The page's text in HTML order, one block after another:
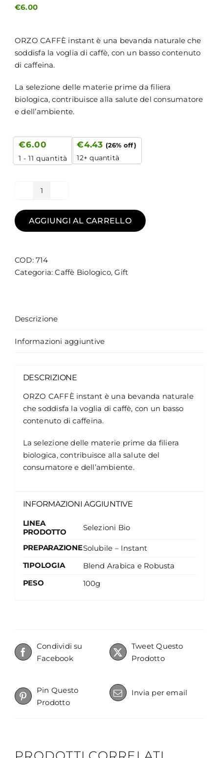
€6.00
ORZO CAFFÈ instant è una bevanda naturale che
soddisfa la voglia di caffè, con un basso contenuto
di caffeina.
La selezione delle materie prime da filiera
biologica, contribuisce alla salute del consumatore
e dell’ambiente.
€6.00
1 - 11 quantità
€4.43 (26% off)
12+ quantità
Orzo
Caffè
Instant
quantità
AGGIUNGI AL CARRELLO
COD:714
Categoria:Caffè Biologico,Gift
Descrizione
Informazioni aggiuntive
DESCRIZIONE
ORZO CAFFÈ instant è una bevanda naturale
che soddisfa la voglia di caffè, con un basso
contenuto di caffeina.
La selezione delle materie prime da filiera
biologica, contribuisce alla salute del
consumatore e dell’ambiente.
INFORMAZIONI AGGIUNTIVE
LINEA
PRODOTTO
Selezioni Bio
PREPARAZIONESolubile – Instant
TIPOLOGIA
Blend Arabica e Robusta
PESO
100g
Condividi su
Facebook
Tweet Questo
Prodotto
Pin Questo
Prodotto
Invia per email